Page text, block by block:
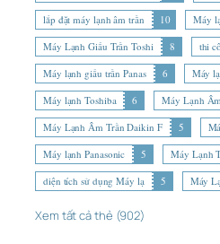
lắp đặt máy lạnh âm trần
10 Máy
Máy Lạnh Giấu Trần Toshi
8 thi
Máy lạnh giấu trần Panas
6 Máy
Máy lạnh Toshiba
6 Máy Lạnh
Máy Lạnh Âm Trần Daikin F
5
Máy lạnh Panasonic
5 Máy Lạnh
diện tích sử dụng Máy lạ
5 Máy
Xem tất cả thẻ (902)